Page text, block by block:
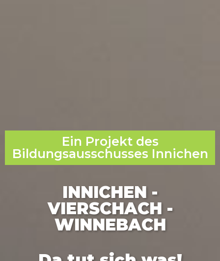
Ein Projekt des
Bildungsausschusses Innichen
INNICHEN -
VIERSCHACH -
WINNEBACH